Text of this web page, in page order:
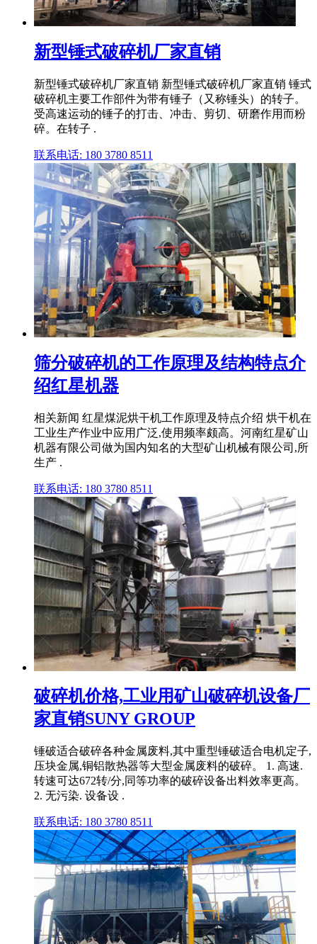
新型锤式破碎机厂家直销
新型锤式破碎机厂家直销 新型锤式破碎机厂家直销 锤式
破碎机主要工作部件为带有锤子（又称锤头）的转子。
受高速运动的锤子的打击、冲击、剪切、研磨作用而粉
碎。在转子 .
联系电话: 180 3780 8511
筛分破碎机的工作原理及结构特点介
绍红星机器
相关新闻 红星煤泥烘干机工作原理及特点介绍 烘干机在
工业生产作业中应用广泛,使用频率颇高。河南红星矿山
机器有限公司做为国内知名的大型矿山机械有限公司,所
生产 .
联系电话: 180 3780 8511
破碎机价格,工业用矿山破碎机设备厂
家直销SUNY GROUP
锤破适合破碎各种金属废料,其中重型锤破适合电机定子,
压块金属,铜铝散热器等大型金属废料的破碎。 1. 高速.
转速可达672转/分,同等功率的破碎设备出料效率更高。
2. 无污染. 设备设 .
联系电话: 180 3780 8511